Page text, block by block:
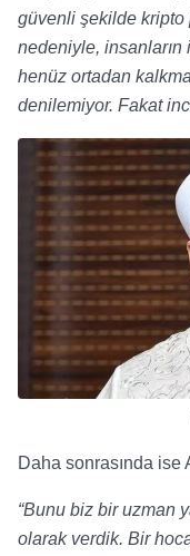
güvenli şekilde kripto
nedeniyle,
henüz ortadan
denilemiyor. Fakat
Daha sonrasında ise
“Bunu biz bir uzman
olarak verdik. Bir